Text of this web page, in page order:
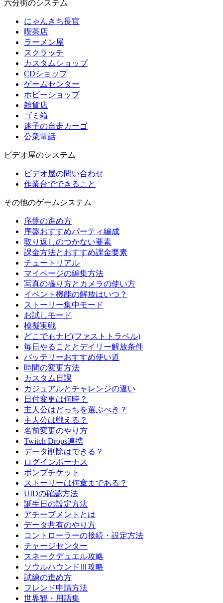
六分街のシステム
にゃんきち長官
喫茶店
ラーメン屋
スクラッチ
カスタムショップ
CDショップ
ゲームセンター
ホビーショップ
雑貨店
ゴミ箱
迷子の自走カーゴ
公衆電話
ビデオ屋のシステム
ビデオ屋の問い合わせ
作業台でできること
その他のゲームシステム
序盤の進め方
序盤おすすめパーティ編成
取り返しのつかない要素
課金方法とおすすめ課金要素
チュートリアル
マイページの編集方法
写真の撮り方とカメラの使い方
イベント機能の解放はいつ？
ストーリー集中モード
お試しモード
模擬実戦
どこでもナビ(ファストトラベル)
毎日やることとデイリー解放条件
バッテリーおすすめ使い道
時間の変更方法
カスタム日課
カジュアルとチャレンジの違い
日付変更は何時？
主人公はどっちを選ぶべき？
主人公は戦える？
名前変更のやり方
Twitch Drops連携
データ削除はできる？
ログインボーナス
ボンプチケット
ストーリーは何章まである？
UIDの確認方法
誕生日の設定方法
アチーブメントとは
データ共有のやり方
コントローラーの接続・設定方法
チャージセンター
スネークデュエル攻略
ソウルハウンドⅢ攻略
試練の進め方
フレンド申請方法
世界観・用語集